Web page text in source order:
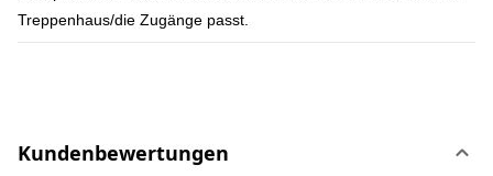
Treppenhaus/die Zugänge passt.
Kundenbewertungen